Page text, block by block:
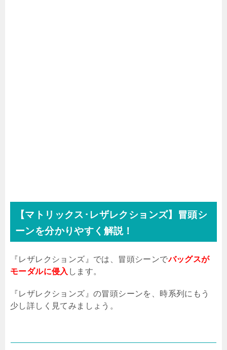
【マトリックス･レザレクションズ】冒頭シ
ーンを分かりやすく解説！
『レザレクションズ』では、冒頭シーンでバッグスが
モーダルに侵入 します。
『レザレクションズ』の冒頭シーンを、時系列にもう
少し詳しく見てみましょう。